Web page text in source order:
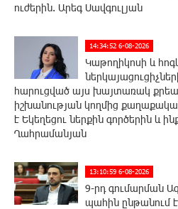
ուժերին. Արեգ Սավգուլյան
14:34:52 6-08-2026
Կաթողիկոսի և
հարուցված այս խայտառակ
իշխանության կողմից
է Եկեղեցու ներքին գործերին և
Ղահրամանյան
13:10:59 6-08-2026
9-րդ գումարման
պահին ընթանում